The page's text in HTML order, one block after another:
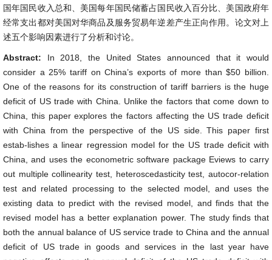
国年国民收入总和、美国每年国民储蓄占国民收入百分比、美国政府年
经常支出都对美国对华商品及服务贸易年逆差产生正向作用。论文对上
述五个影响因素进行了分析和讨论。
Abstract: In 2018, the United States announced that it would
consider a 25% tariff on China’s exports of more than $50 billion.
One of the reasons for its construction of tariff barriers is the huge
deficit of US trade with China. Unlike the factors that come down to
China, this paper explores the factors affecting the US trade deficit
with China from the perspective of the US side. This paper first
estab-lishes a linear regression model for the US trade deficit with
China, and uses the econometric software package Eviews to carry
out multiple collinearity test, heteroscedasticity test, autocor-relation
test and related processing to the selected model, and uses the
existing data to predict with the revised model, and finds that the
revised model has a better explanation power. The study finds that
both the annual balance of US service trade to China and the annual
deficit of US trade in goods and services in the last year have